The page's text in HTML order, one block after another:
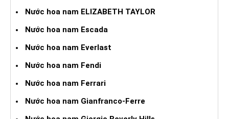
Nước hoa nam ELIZABETH TAYLOR
Nước hoa nam Escada
Nước hoa nam Everlast
Nước hoa nam Fendi
Nước hoa nam Ferrari
Nước hoa nam Gianfranco-Ferre